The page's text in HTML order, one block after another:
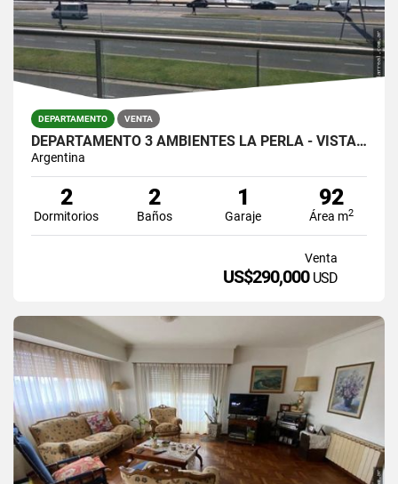
DEPARTAMENTO VENTA
DEPARTAMENTO 3 AMBIENTES LA PERLA - VISTA AL MAR
Argentina
2
Dormitorios
2
Baños
1
Garaje
92
Área m2
Venta
US$290,000 USD